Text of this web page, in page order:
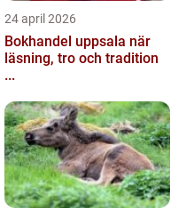
24 april 2026
Bokhandel uppsala när
läsning, tro och tradition
...